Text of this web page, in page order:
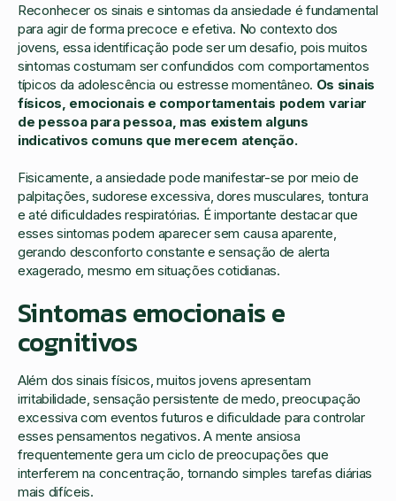
Reconhecer os sinais e sintomas da ansiedade é fundamental
para agir de forma precoce e efetiva. No contexto dos
jovens, essa identificação pode ser um desafio, pois muitos
sintomas costumam ser confundidos com comportamentos
típicos da adolescência ou estresse momentâneo. Os sinais
físicos, emocionais e comportamentais podem variar
de pessoa para pessoa, mas existem alguns
indicativos comuns que merecem atenção.
Fisicamente, a ansiedade pode manifestar-se por meio de
palpitações, sudorese excessiva, dores musculares, tontura
e até dificuldades respiratórias. É importante destacar que
esses sintomas podem aparecer sem causa aparente,
gerando desconforto constante e sensação de alerta
exagerado, mesmo em situações cotidianas.
Sintomas emocionais e
cognitivos
Além dos sinais físicos, muitos jovens apresentam
irritabilidade, sensação persistente de medo, preocupação
excessiva com eventos futuros e dificuldade para controlar
esses pensamentos negativos. A mente ansiosa
frequentemente gera um ciclo de preocupações que
interferem na concentração, tornando simples tarefas diárias
mais difíceis.